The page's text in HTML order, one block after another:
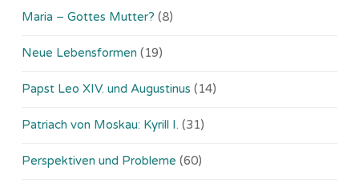
Maria – Gottes Mutter? (8)
Neue Lebensformen (19)
Papst Leo XIV. und Augustinus (14)
Patriach von Moskau: Kyrill I. (31)
Perspektiven und Probleme (60)